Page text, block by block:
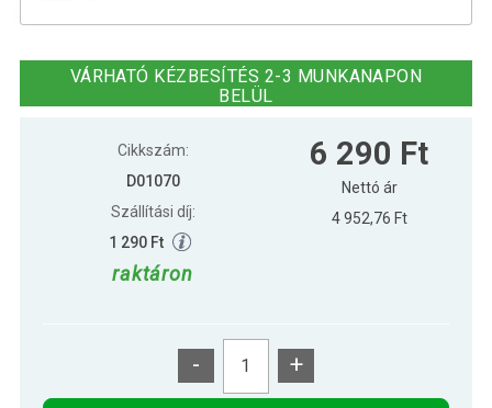
10 m
m
3 390 Ft
VÁRHATÓ KÉZBESÍTÉS 2-3 MUNKANAPON
BELÜL
Cikkszám:
D01070
Szállítási díj:
1 290 Ft
raktáron
6 290 Ft
Nettó ár
4 952,76 Ft
- +